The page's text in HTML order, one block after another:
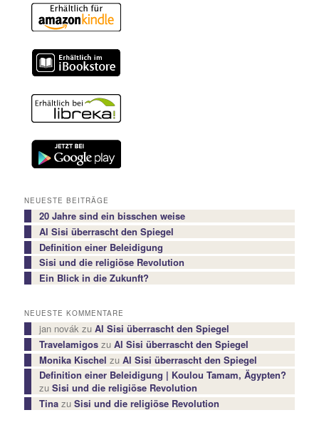
NEUESTE BEITRÄGE
20 Jahre sind ein bisschen weise
Al Sisi überrascht den Spiegel
Definition einer Beleidigung
Sisi und die religiöse Revolution
Ein Blick in die Zukunft?
NEUESTE KOMMENTARE
jan novák zu Al Sisi überrascht den Spiegel
Travelamigoszu Al Sisi überrascht den Spiegel
Monika Kischel zu Al Sisi überrascht den Spiegel
Definition einer Beleidigung | Koulou Tamam, Ägypten?
zu Sisi und die religiöse Revolution
Tinazu Sisi und die religiöse Revolution